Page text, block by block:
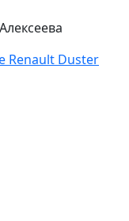
Renault Duster